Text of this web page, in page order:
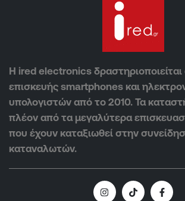
Η ired electronics
επισκευής smartphones και
υπολογιστών από το 2010. Τα
πλέον από τα μεγαλύτερα
που έχουν καταξιωθεί στην
καταναλωτών.